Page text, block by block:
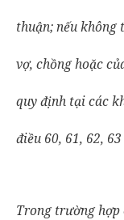
thuận; nếu không
vợ, chồng hoặc
quy định tại các
điều 60, 61, 62,
Trong trường hợp